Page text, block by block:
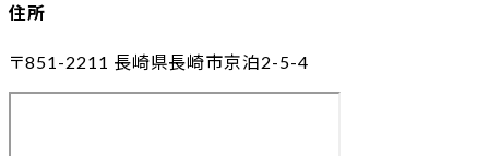
住所
〒851-2211 長崎県長崎市京泊2-5-4